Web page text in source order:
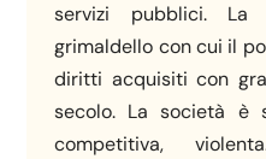
servizi pubblici.
grimaldello con cui il
diritti acquisiti con
secolo. La società è
competitiva,